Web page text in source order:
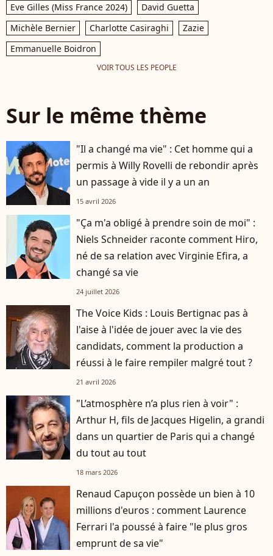
Eve Gilles (Miss France 2024)
David Guetta
Michèle Bernier
Charlotte Casiraghi
Zazie
Emmanuelle Boidron
VOIR TOUS LES PEOPLE
Sur le même thème
"Il a changé ma vie" : Cet homme qui a
permis à Willy Rovelli de rebondir après
un passage à vide il y a un an
15 avril 2026
"Ça m'a obligé à prendre soin de moi" :
Niels Schneider raconte comment Hiro,
né de sa relation avec Virginie Efira, a
changé sa vie
24 juillet 2026
The Voice Kids : Louis Bertignac pas à
l'aise à l'idée de jouer avec la vie des
candidats, comment la production a
réussi à le faire rempiler malgré tout ?
21 avril 2026
"L’atmosphère n’a plus rien à voir" :
Arthur H, fils de Jacques Higelin, a grandi
dans un quartier de Paris qui a changé
du tout au tout
18 mars 2026
Renaud Capuçon possède un bien à 10
millions d'euros : comment Laurence
Ferrari l'a poussé à faire "le plus gros
emprunt de sa vie"